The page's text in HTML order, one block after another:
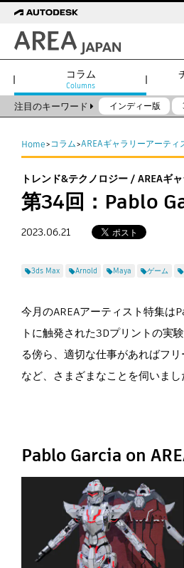
コラム
Columns
注目のキーワード インディー版
Home>コラム>AREAギャラリーアーティ
トレンド&テクノロジー / AREAギ
第34回：Pablo
2023.06.21
3ds Max Arnold Maya ゲーム
今月のAREAアーティスト特集
トに触発された3Dプリントの実
る傍ら、適切な仕事があればフ
など、さまざまなことを伺いまし
Pablo Garcia on